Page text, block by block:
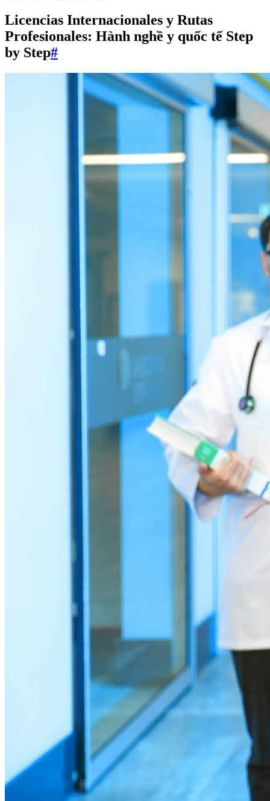
Licencias Internacionales y Rutas
Profesionales: Hành nghề y quốc tế Step
by Step#